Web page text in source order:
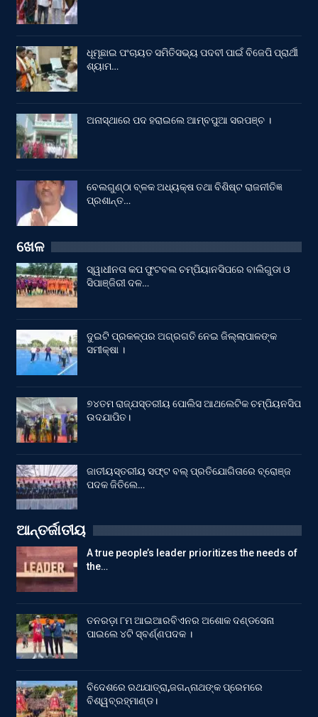
ଧୂମୂଛାଇ ପଂଚାୟତ ସମିତିସଭ୍ୟ ପଦବୀ ପାଇଁ ବିଜେପି ପ୍ରାର୍ଥୀ
ଶ୍ୟାମ…
ଅନାସ୍ଥାରେ ପଦ ହରାଇଲେ ଆମ୍ବପୁଆ ସରପଞ୍ଚ ।
ବେଲଗୁଣ୍ଠା ବ୍ଳକ ଅଧ୍ୟକ୍ଷ ତଥା ବିଶିଷ୍ଟ ରାଜନୀତିଜ୍ଞ
ପ୍ରଶାନ୍ତ…
ଖେଳ
ସ୍ୱାଧୀନତା କପ ଫୁଟବଲ ଚମ୍ପିୟାନସିପରେ ବାଲିଗୁଡା ଓ
ସିପାଞ୍ଜିରୀ ଦଳ…
ଦୁଇଟି ପ୍ରକଳ୍ପର ଅଗ୍ରଗତି ନେଇ ଜିଲ୍ଲାପାଳଙ୍କ
ସମୀକ୍ଷା ।
୭୪ତମ ରାଜ୍ଯସ୍ତରୀୟ ପୋଲିସ ଆଥଲେଟିକ ଚମ୍ପିୟନସିପ
ଉଦଯାପିତ।
ଜାତୀୟସ୍ତରୀୟ ସଫ୍ଟ ବଲ୍ ପ୍ରତିଯୋଗିତାରେ ବ୍ରୋଞ୍ଜ
ପଦକ ଜିତିଲେ…
ଆନ୍ତର୍ଜାତୀୟ
A true people’s leader prioritizes the needs of
the…
ତନରଡ଼ା ୮ମ ଆଇଆରବିଏନର ଅଶୋକ ଦଣ୍ଡସେନା
ପାଇଲେ ୪ଟି ସ୍ବର୍ଣ୍ଣପଦକ ।
ବିଦେଶରେ ରଥଯାତ୍ରା,ଜଗନ୍ନାଥଙ୍କ ପ୍ରେମରେ
ବିଶ୍ୱବ୍ରହ୍ମାଣ୍ଡ।